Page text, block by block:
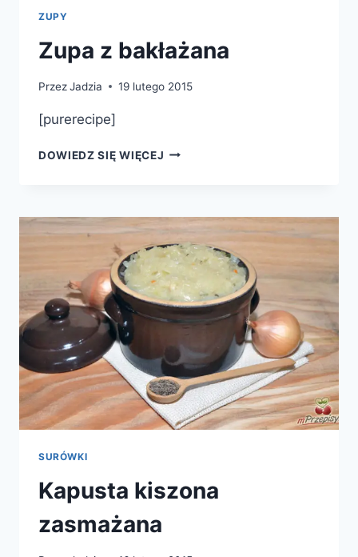
ZUPY
Zupa z bakłażana
PrzezJadzia 19 lutego 2015
[purerecipe]
DOWIEDZ SIĘ WIĘCEJ ZUPA
SURÓWKI
Kapusta kiszona
zasmażana